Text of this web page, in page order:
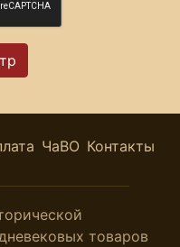
ЧаВО Контакты
товаров